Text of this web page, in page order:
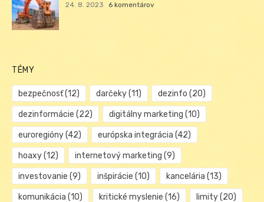
24. 8. 2023 6 komentárov
TÉMY
bezpečnosť(12) darčeky(11) dezinfo (20)
dezinformácie (22) digitálny marketing (10)
euroregióny(42) európska integrácia (42)
hoaxy(12) internetový marketing (9)
investovanie (9) inšpirácie (10) kancelária (13)
komunikácia (10) kritické myslenie (16) limity(20)